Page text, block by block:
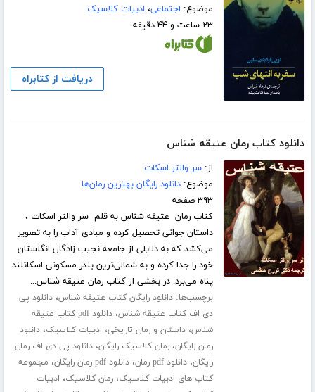
موضوع: اجتماعی، ادبیات کلاسیک
۲۳ ساعت و ۴۴ دقیقه
دریافت از کتابراه
دانلود کتاب رمان عتیقه شناس
از:سر والتر اسکات
موضوع:دانلود رایگان بهترین رمان‌ها
۳۹۳ صفحه
کتاب رمان عتیقه شناس به قلم سر والتر اسکات ،
داستان جوانی تحصیل کرده و مبادی آداب را به تصویر
می‌کشد که به دلایلی از جامعه نجیب زادگان انگلستان
خود را جدا کرده و به شمالی‌ترین بندر مسکونی اسکاتلند
پناه می‌برد. در بخشی از کتاب رمان عتیقه شناس...
برچسب‌ها:دانلود رایگان کتاب عتیقه شناس،دانلود پی
دی اف کتاب عتیقه شناس،
دانلود pdf کتاب عتیقه
شناس،داستان و رمان تاریخی، ادبیات کلاسیک،دانلود
رمان رایگان،رمان کلاسیک رایگان،دانلود پی دی اف رمان
رایگان،دانلود pdf رمان ،دانلود pdf رمان رایگان ، مجموعه
کتاب های ادبیات کلاسیک،رمان کلاسیک، ادبیات